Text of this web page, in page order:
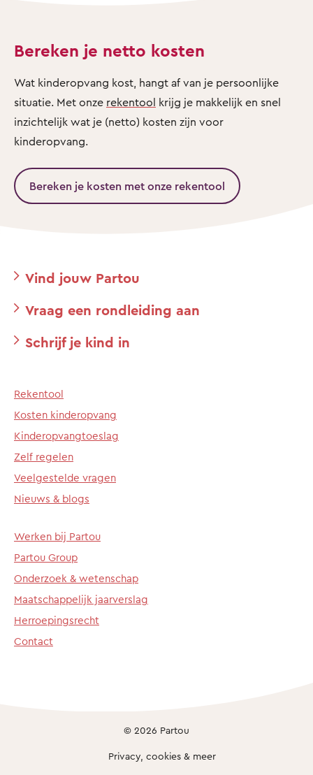
Bereken je netto kosten
Wat kinderopvang kost, hangt af van je persoonlijke
situatie. Met onze rekentool krijg je makkelijk en snel
inzichtelijk wat je (netto) kosten zijn voor
kinderopvang.
Bereken je kosten met onze rekentool
Vind jouw Partou
Vraag een rondleiding aan
Schrijf je kind in
Rekentool
Kosten kinderopvang
Kinderopvangtoeslag
Zelf regelen
Veelgestelde vragen
Nieuws & blogs
Werken bij Partou
Partou Group
Onderzoek & wetenschap
Maatschappelijk jaarverslag
Herroepingsrecht
Contact
© 2026 Partou
Privacy, cookies & meer